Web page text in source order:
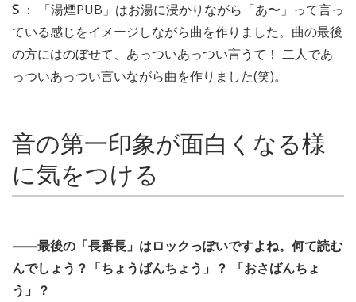
S ： 「湯煙PUB」はお湯に浸かりながら「あ〜」って言っ
ている感じをイメージしながら曲を作りました。曲の最後
の方にはのぼせて、あっついあっつい言うて！ 二人であ
っついあっつい言いながら曲を作りました(笑)。
音の第一印象が面白くなる様
に気をつける
——最後の「長番長」はロックっぽいですよね。何て読む
んでしょう？「ちょうばんちょう」？ 「おさばんちょ
う」？